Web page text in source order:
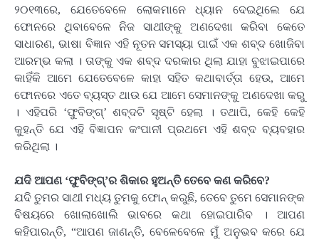
୨୦୧୩ରେ, ଯେତେବେଳେ ଲୋକମାନେ ଧ୍ୟାନ ଦେଇଥିଲେ ଯେ
ଫୋନରେ ଥିବାବେଳେ ନିଜ ସାଥୀଙ୍କୁ ଅଣଦେଖା କରିବା କେତେ
ସାଧାରଣ, ଭାଷା ବିଜ୍ଞାନ ଏହି ନୂତନ ସମସ୍ୟା ପାଇଁ ଏକ ଶବ୍ଦ ଖୋଜିବା
ଆରମ୍ଭ କଲା । ତାଙ୍କୁ ଏକ ଶବ୍ଦ ଦରକାର ଥିଲା ଯାହା ବୁଝାଇପାରେ
କାହିଁକି ଆମେ ଯେତେବେଳେ କାହା ସହିତ କଥାବାର୍ତ୍ତା ହେଉ, ଆମେ
ଫୋନରେ ଏତେ ବ୍ୟସ୍ତ ଥାଉ ଯେ ଆମେ ସେମାନଙ୍କୁ ଅଣଦେଖା କରୁ
। ଏହିପରି ‘ଫୁବିଙ୍ଗ୍‌’ ଶବ୍ଦଟି ସୃଷ୍ଟି ହେଲା । ତଥାପି, କେହି କେହି
କୁହନ୍ତି ଯେ ଏହି ବିଜ୍ଞାପନ କଂପାନୀ ପ୍ରଥମେ ଏହି ଶବ୍ଦ ବ୍ୟବହାର
କରିଥିଲା ।
ଯଦି ଆପଣ ‘ଫୁବିଙ୍ଗ୍‌’ର ଶିକାର ହୁଅନ୍ତି ତେବେ କଣ କରିବେ?
ଯଦି ତୁମର ସାଥୀ ମଧ୍ୟ ତୁମକୁ ଫୋନ୍ କରୁଛି, ତେବେ ତୁମେ ସେମାନଙ୍କ
ବିଷୟରେ ଖୋଲାଖୋଲି ଭାବରେ କଥା ହୋଇପାରିବ । ଆପଣ
କହିପାରନ୍ତି, “ଆପଣ ଜାଣନ୍ତି, ବେଳେବେଳେ ମୁଁ ଅନୁଭବ କରେ ଯେ